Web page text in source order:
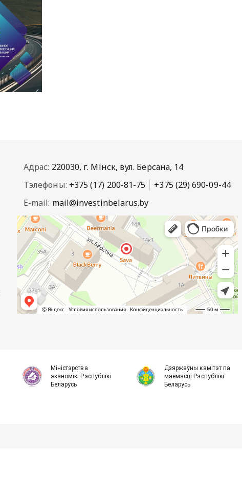
Адрас: 220030, г. Мінск, вул. Берсана, 14
Тэлефоны: +375 (17) 200-81-75
+375 (29) 690-09-44
E-mail: mail@investinbelarus.by
Міністэрства
эканомікі Рэспублікі
Беларусь
Дзяржаўны камітэт па
маёмасці Рэспублікі
Беларусь